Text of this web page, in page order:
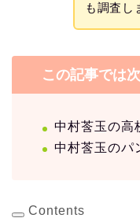
も調査し
この記事では
中村莟玉の高
中村莟玉のパ
Contents